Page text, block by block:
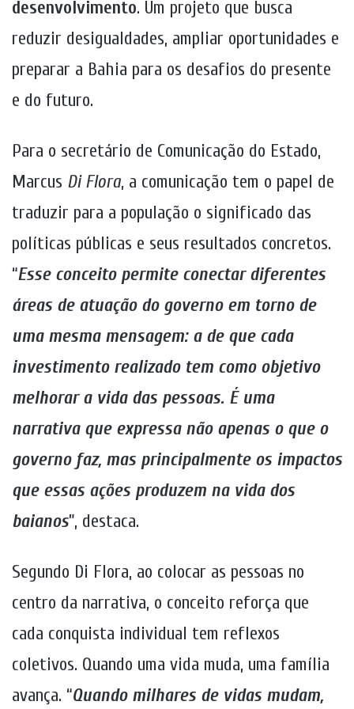
desenvolvimento. Um projeto que busca
reduzir desigualdades, ampliar oportunidades e
preparar a Bahia para os desafios do presente
e do futuro.
Para o secretário de Comunicação do Estado,
Marcus Di Flora, a comunicação tem o papel de
traduzir para a população o significado das
políticas públicas e seus resultados concretos.
“Esse conceito permite conectar diferentes
áreas de atuação do governo em torno de
uma mesma mensagem: a de que cada
investimento realizado tem como objetivo
melhorar a vida das pessoas. É uma
narrativa que expressa não apenas o que o
governo faz, mas principalmente os impactos
que essas ações produzem na vida dos
baianos”, destaca.
Segundo Di Flora, ao colocar as pessoas no
centro da narrativa, o conceito reforça que
cada conquista individual tem reflexos
coletivos. Quando uma vida muda, uma família
avança. “Quando milhares de vidas mudam,